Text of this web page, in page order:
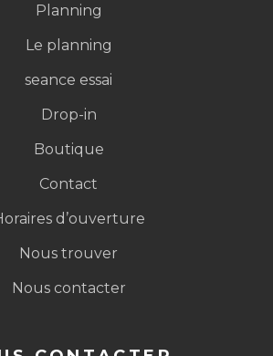
Tarifs
Planning
Le planning
seance essai
Drop-in
Boutique
Contact
Horaires d’ouverture
Nous trouver